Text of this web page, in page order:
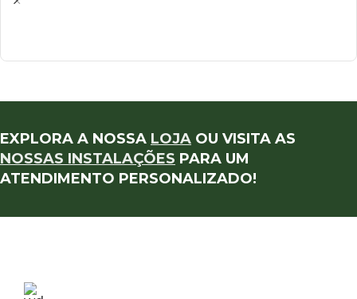
EXPLORA A NOSSA LOJA OU VISITA AS
NOSSAS INSTALAÇÕES PARA UM
ATENDIMENTO PERSONALIZADO!